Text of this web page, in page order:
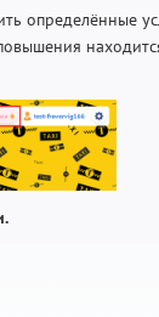
определённые